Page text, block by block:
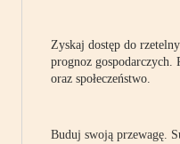
Zyskaj dostęp do
prognoz gospodarczych.
oraz społeczeństwo.
Buduj swoją przewagę.